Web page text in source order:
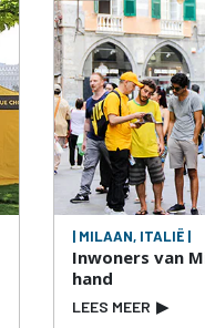
| MILAAN, ITALIË |
Inwoners van
hand
LEES MEER ▶